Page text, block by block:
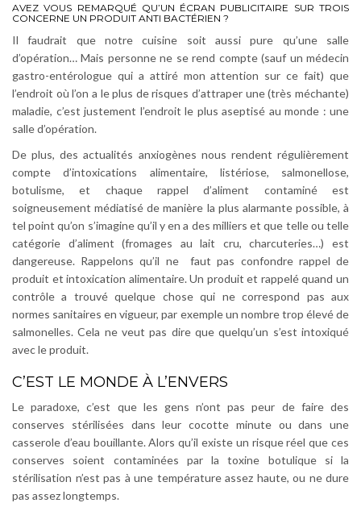
AVEZ VOUS REMARQUÉ QU’UN ÉCRAN PUBLICITAIRE SUR TROIS
CONCERNE UN PRODUIT ANTI BACTÉRIEN ?
Il faudrait que notre cuisine soit aussi pure qu’une salle
d’opération… Mais personne ne se rend compte (sauf un médecin
gastro-entérologue qui a attiré mon attention sur ce fait) que
l’endroit où l’on a le plus de risques d’attraper une (très méchante)
maladie, c’est justement l’endroit le plus aseptisé au monde : une
salle d’opération.
De plus, des actualités anxiogènes nous rendent régulièrement
compte d’intoxications alimentaire, listériose, salmonellose,
botulisme, et chaquerappel d’aliment
contaminé est
soigneusement médiatisé de manière la plus alarmante possible, à
tel point qu’on s’imagine qu’il y en a des milliers et que telle ou telle
catégorie d’aliment (fromages au lait cru, charcuteries…) est
dangereuse. Rappelons qu’il ne faut pas confondre rappel de
produit et intoxication alimentaire. Un produit et rappelé quand un
contrôle a trouvé quelque chose qui ne correspond pas aux
normes sanitaires en vigueur, par exemple un nombre trop élevé de
salmonelles. Cela ne veut pas dire que quelqu’un s’est intoxiqué
avec le produit.
C’EST LE MONDE À L’ENVERS
Le paradoxe, c’est que les gens n’ont pas peur de faire des
conserves stérilisées dans leur cocotte minute ou dans une
casserole d’eau bouillante. Alors qu’il existe un risque réel que ces
conserves soient contaminées par la toxine botulique si la
stérilisation n’est pas à une température assez haute, ou ne dure
pas assez longtemps.